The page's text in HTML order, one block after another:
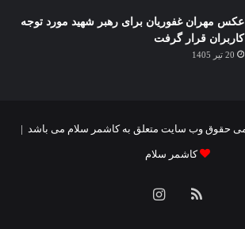
عکس مهران غفوریان برای رهبر شهید مورد توجه
کاربران قرار گرفت
20 تیر 1405
کاشمر سلام
خوراکاینستاگرام